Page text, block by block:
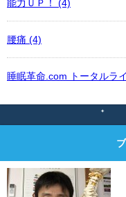
能力ＵＰ！ (4)
腰痛 (4)
睡眠革命.com トータルラ